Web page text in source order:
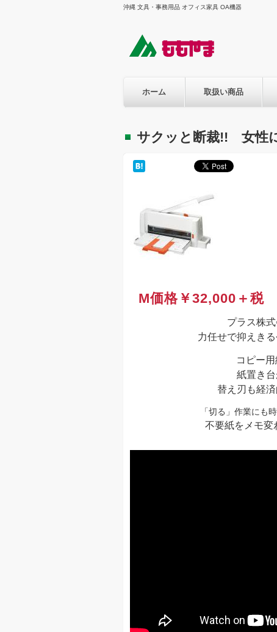
沖縄 文具・事務用品 オフィス家具 OA機器
ホーム 取扱い商品
サクッと断裁!! 女性
M価格￥32,000＋
プラス株
力任せで抑えき
コピー
紙置き
替え刃も経
「切る」作業にも
不要紙をメモ変